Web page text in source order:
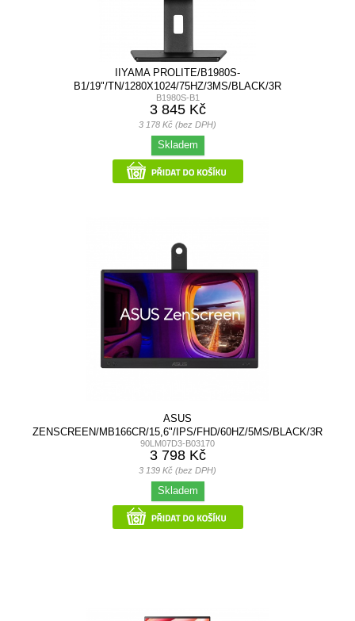
IIYAMA PROLITE/B1980S-
B1/19"/TN/1280X1024/75HZ/3MS/BLACK/3R
B1980S-B1
3 845 Kč
3 178 Kč (bez DPH)
Skladem
ASUS
ZENSCREEN/MB166CR/15,6"/IPS/FHD/60HZ/5MS/BLACK/3R
90LM07D3-B03170
3 798 Kč
3 139 Kč (bez DPH)
Skladem